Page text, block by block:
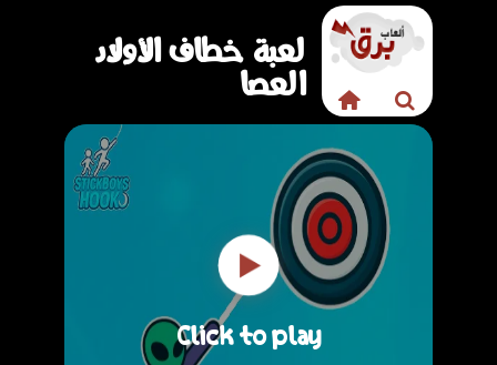
لعبة خطاف الأولاد
العصا
Click to play